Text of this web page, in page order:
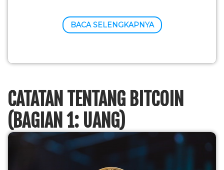
BACA SELENGKAPNYA
CATATAN TENTANG BITCOIN
(BAGIAN 1: UANG)